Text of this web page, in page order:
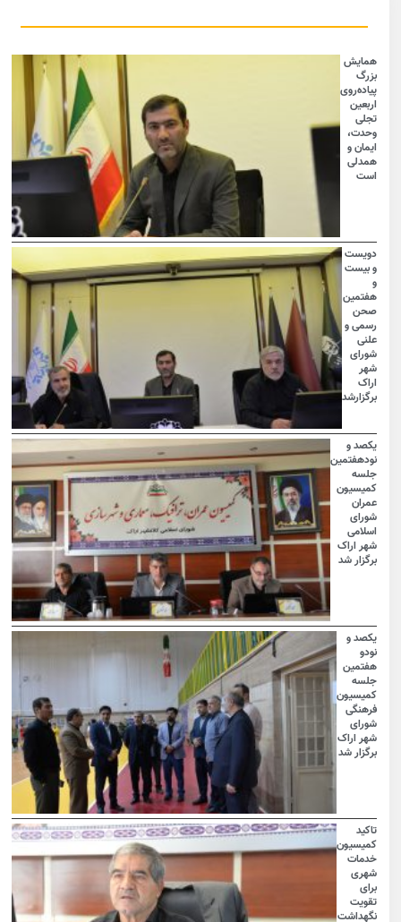
همایش
بزرگ
پیاده‌روی
اربعین
تجلی
وحدت،
ایمان و
همدلی
است
دویست
و بیست
هفتمین
صحن
رسمی و
علنی
شورای
شهر
اراک
برگزارشد
یکصد و
نودهفتمین
جلسه
کمیسیون
عمران
شورای
اسلامی
شهر اراک
برگزار شد
یکصد و
نودو
هفتمین
جلسه
کمیسیون
فرهنگی
شورای
شهر اراک
برگزار شد
تاکید
کمیسیون
خدمات
شهری
برای
تقویت
نگهداشت